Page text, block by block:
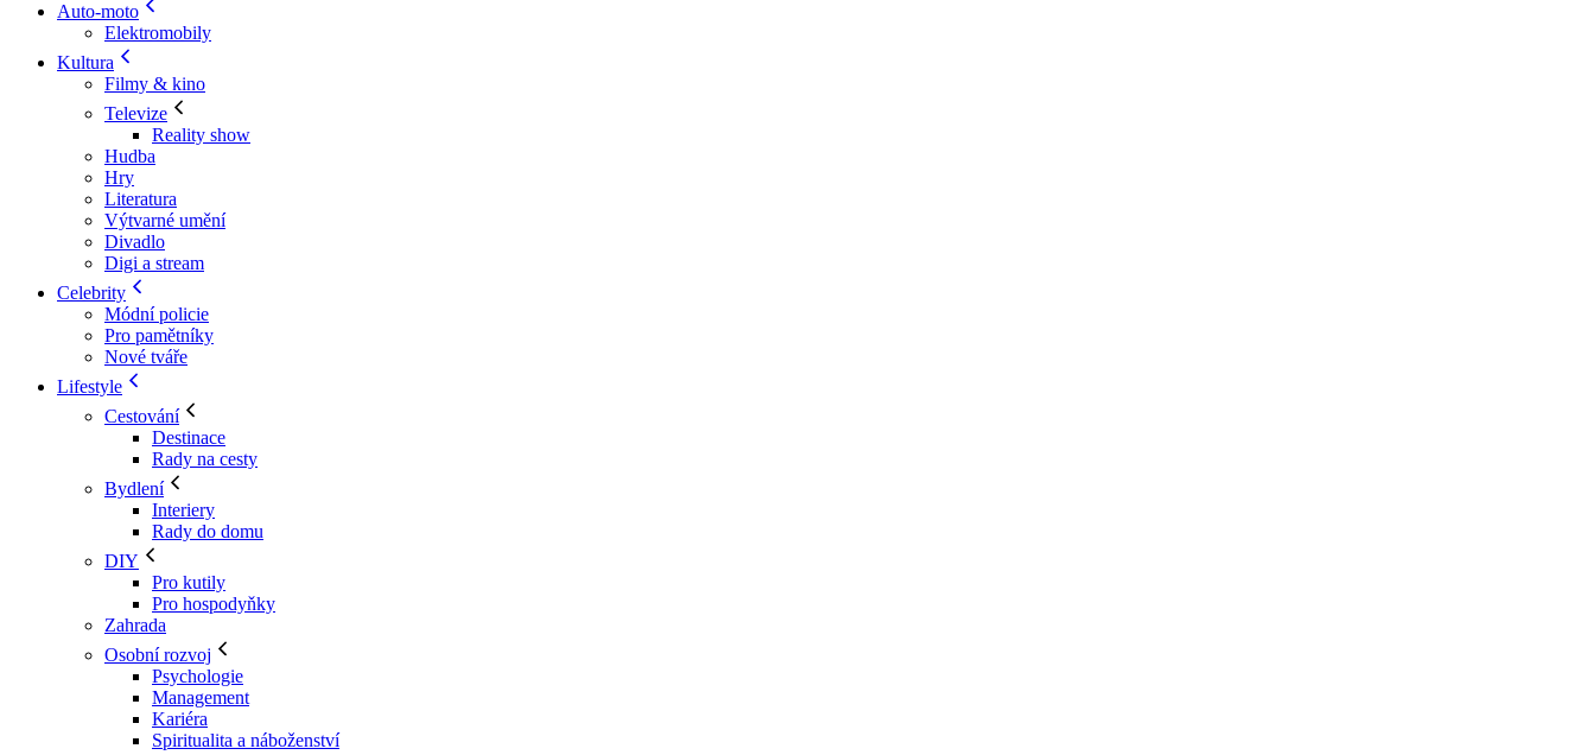
Auto-moto
Elektromobily
Kultura
Filmy & kino
Televize
Reality show
Hudba
Hry
Literatura
Výtvarné umění
Divadlo
Digi a stream
Celebrity
Módní policie
Pro pamětníky
Nové tváře
Lifestyle
Cestování
Destinace
Rady na cesty
Bydlení
Interiery
Rady do domu
DIY
Pro kutily
Pro hospodyňky
Zahrada
Osobní rozvoj
Psychologie
Management
Kariéra
Spiritualita a náboženství